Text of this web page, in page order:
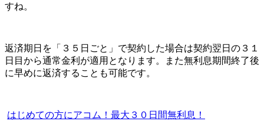
すね。
返済期日を「３５日ごと」で契約した場合は契約翌日の３１
日目から通常金利が適用となります。また無利息期間終了後
に早めに返済することも可能です。
はじめての方にアコム！最大３０日間無利息！